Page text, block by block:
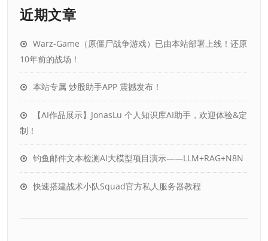
近期文章
Warz-Game（原僵尸战争游戏）已由本站部署上线！还原
10年前的战场！
本站专属 炒股助手APP 震撼发布！
【AI作品展示】JonasLu 个人知识库AI助手，欢迎体验&定
制！
钓鱼邮件文本检测AI大模型项目演示——LLM+RAG+N8N
快速搭建战术小队Squad官方私人服务器教程